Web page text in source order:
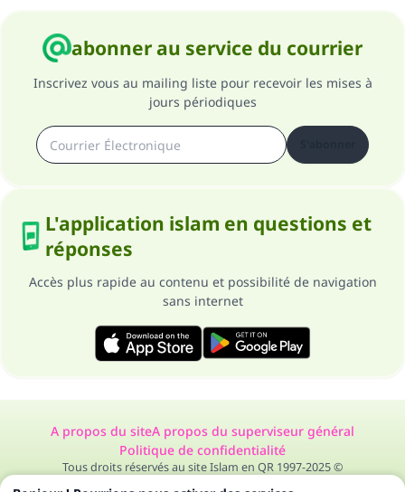
abonner au service du courrier
Inscrivez vous au mailing liste pour recevoir les mises à
jours périodiques
L'application islam en questions et
réponses
Accès plus rapide au contenu et possibilité de navigation
sans internet
A propos du siteA propos du superviseur général
Politique de confidentialité
Tous droits réservés au site Islam en QR 1997-2025 ©